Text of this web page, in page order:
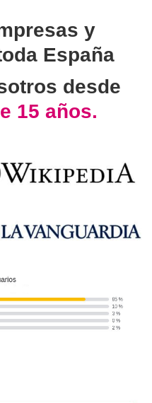
y
España
desde
15 años.